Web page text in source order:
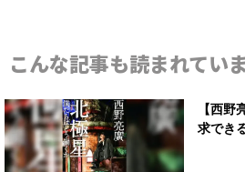
こんな記事も読まれてい
【西
求でき